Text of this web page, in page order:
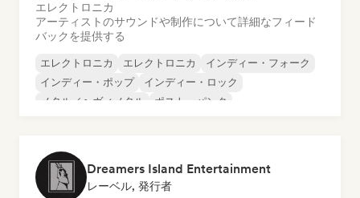
エレクトロニカ
アーティストのサウンドや制作について詳細なフィード
バックを提供する
エレクトロニカ エレクトロニカ
インディー・フォーク
インディー・ポップ
インディー・ロック
メタル／ヘヴィメタル
ポスト・パンク
Dreamers Island Entertainment
レーベル, 発行者